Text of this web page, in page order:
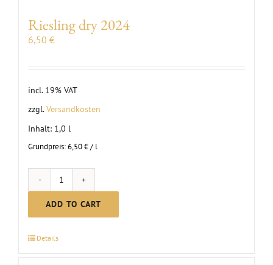
quantity
Riesling dry 2024
6,50 €
incl. 19% VAT
zzgl.Versandkosten
Inhalt: 1,0 l
Grundpreis:6,50€/ l
Riesling
dry
2024
ADD TO CART
Details